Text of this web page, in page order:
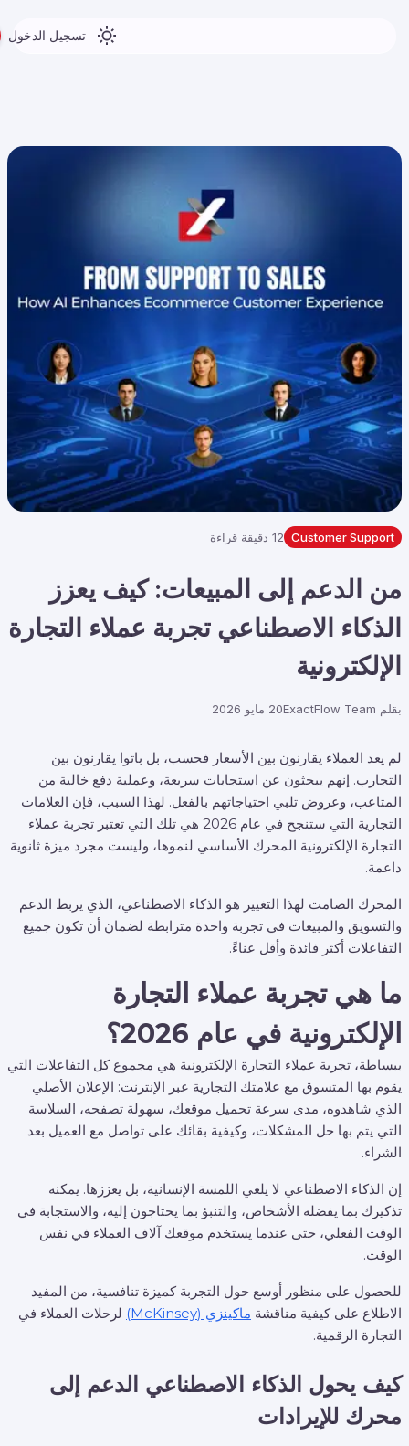
تسجيل الدخول
Customer Support 12 دقيقة قراءة
من الدعم إلى المبيعات: كيف يعزز
الذكاء الاصطناعي تجربة عملاء التجارة
الإلكترونية
بقلم ExactFlow Team20 مايو 2026
لم يعد العملاء يقارنون بين الأسعار فحسب، بل باتوا يقارنون بين
التجارب. إنهم يبحثون عن استجابات سريعة، وعملية دفع خالية من
المتاعب، وعروض تلبي احتياجاتهم بالفعل. لهذا السبب، فإن العلامات
التجارية التي ستنجح في عام 2026 هي تلك التي تعتبر تجربة عملاء
التجارة الإلكترونية المحرك الأساسي لنموها، وليست مجرد ميزة ثانوية
داعمة.
المحرك الصامت لهذا التغيير هو الذكاء الاصطناعي، الذي يربط الدعم
والتسويق والمبيعات في تجربة واحدة مترابطة لضمان أن تكون جميع
التفاعلات أكثر فائدة وأقل عناءً.
ما هي تجربة عملاء التجارة
الإلكترونية في عام 2026؟
ببساطة، تجربة عملاء التجارة الإلكترونية هي مجموع كل التفاعلات التي
يقوم بها المتسوق مع علامتك التجارية عبر الإنترنت: الإعلان الأصلي
الذي شاهدوه، مدى سرعة تحميل موقعك، سهولة تصفحه، السلاسة
التي يتم بها حل المشكلات، وكيفية بقائك على تواصل مع العميل بعد
الشراء.
إن الذكاء الاصطناعي لا يلغي اللمسة الإنسانية، بل يعززها. يمكنه
تذكيرك بما يفضله الأشخاص، والتنبؤ بما يحتاجون إليه، والاستجابة في
الوقت الفعلي، حتى عندما يستخدم موقعك آلاف العملاء في نفس
الوقت.
للحصول على منظور أوسع حول التجربة كميزة تنافسية، من المفيد
الاطلاع على كيفية مناقشة ماكينزي (McKinsey)
لرحلات العملاء في
التجارة الرقمية.
كيف يحول الذكاء الاصطناعي الدعم إلى
محرك للإيرادات